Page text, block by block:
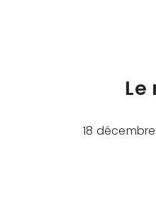
18